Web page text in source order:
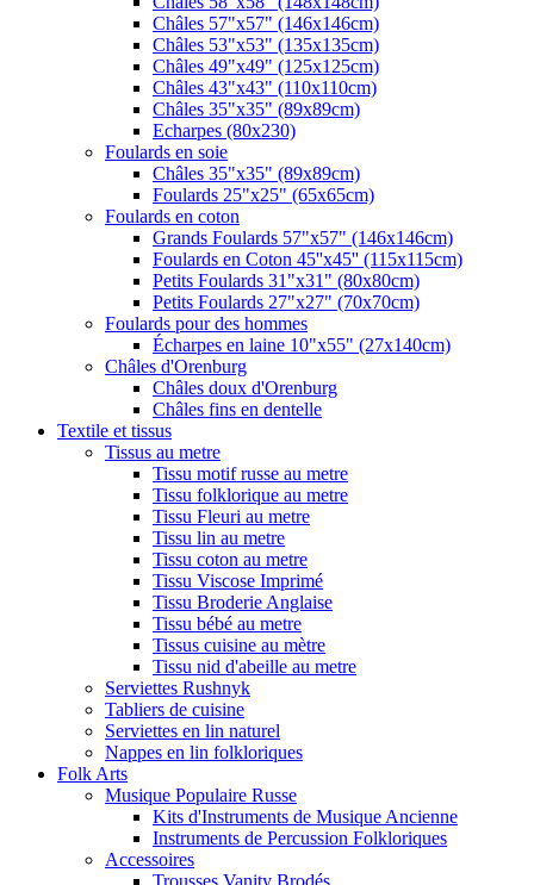
Châles 57"x57" (146x146cm)
Châles 53"x53" (135x135cm)
Châles 49"x49" (125x125cm)
Châles 43"x43" (110x110cm)
Châles 35"x35" (89x89cm)
Echarpes (80х230)
Foulards en soie
Châles 35"x35" (89x89cm)
Foulards 25"x25" (65x65cm)
Foulards en coton
Grands Foulards 57"x57" (146x146cm)
Foulards en Coton 45''x45'' (115x115cm)
Petits Foulards 31"x31" (80x80cm)
Petits Foulards 27"x27" (70x70cm)
Foulards pour des hommes
Écharpes en laine 10"x55" (27x140cm)
Châles d'Orenburg
Châles doux d'Orenburg
Châles fins en dentelle
Textile et tissus
Tissus au metre
Tissu motif russe au metre
Tissu folklorique au metre
Tissu Fleuri au metre
Tissu lin au metre
Tissu coton au metre
Tissu Viscose Imprimé
Tissu Broderie Anglaise
Tissu bébé au metre
Tissus cuisine au mètre
Tissu nid d'abeille au metre
Serviettes Rushnyk
Tabliers de cuisine
Serviettes en lin naturel
Nappes en lin folkloriques
Folk Arts
Musique Populaire Russe
Kits d'Instruments de Musique Ancienne
Instruments de Percussion Folkloriques
Accessoires